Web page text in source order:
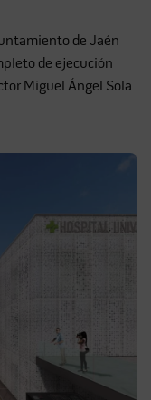
de Jaén
de ejecución
Miguel Ángel Sola